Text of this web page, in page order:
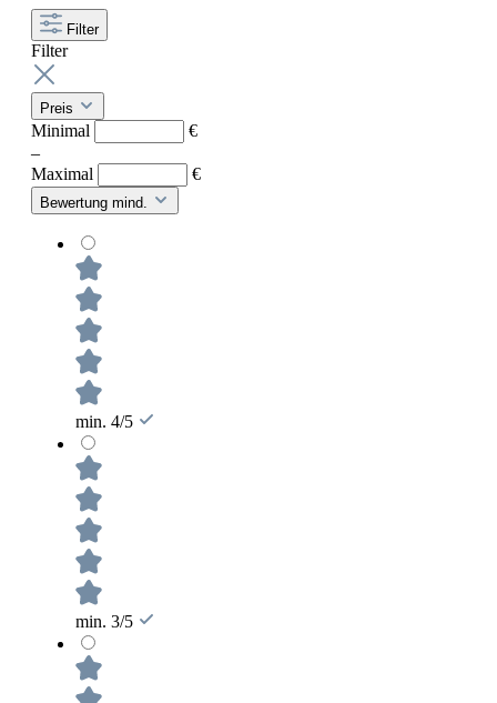
Filter
Filter
Preis
Minimal
€
–
Maximal
€
Bewertung mind.
min. 4/5
min. 3/5